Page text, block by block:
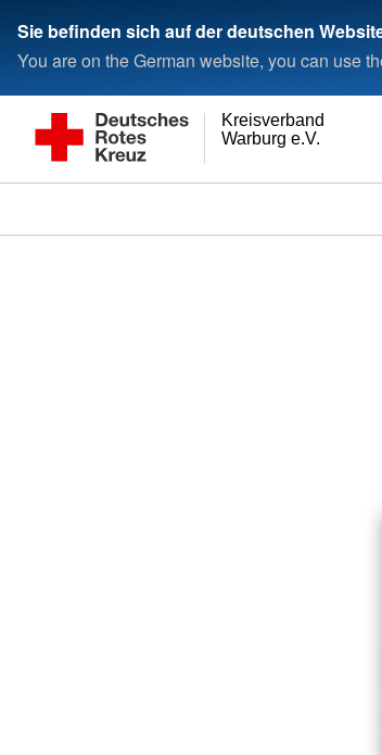
Sie befinden sich auf der deutschen
You are on the German website, you can use
Warburg e.V.
Kreisverband